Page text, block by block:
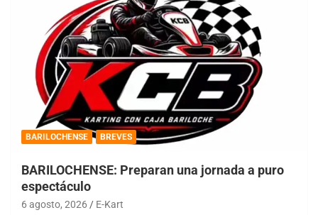
BARILOCHENSE BREVES
BARILOCHENSE: Preparan una jornada a puro
espectáculo
6 agosto, 2026 E-Kart